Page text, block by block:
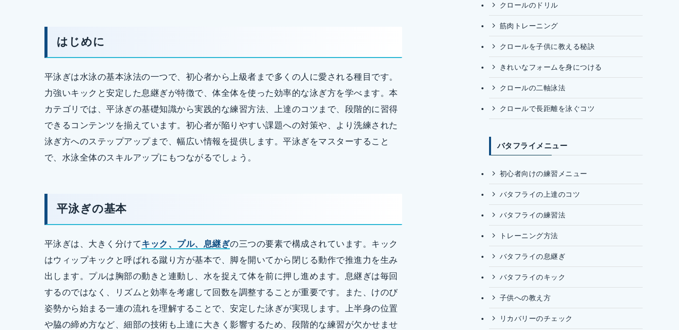
はじめに
平泳ぎは水泳の基本泳法の一つで、初心者から上級者まで多くの人に愛される種目です。
力強いキックと安定した息継ぎが特徴で、体全体を使った効率的な泳ぎ方を学べます。本
カテゴリでは、平泳ぎの基礎知識から実践的な練習方法、上達のコツまで、段階的に習得
できるコンテンツを揃えています。初心者が陥りやすい課題への対策や、より洗練された
泳ぎ方へのステップアップまで、幅広い情報を提供します。平泳ぎをマスターすること
で、水泳全体のスキルアップにもつながるでしょう。
平泳ぎの基本
平泳ぎは、大きく分けてキック、プル、息継ぎの三つの要素で構成されています。キック
はウィップキックと呼ばれる蹴り方が基本で、脚を開いてから閉じる動作で推進力を生み
出します。プルは胸部の動きと連動し、水を捉えて体を前に押し進めます。息継ぎは毎回
するのではなく、リズムと効率を考慮して回数を調整することが重要です。また、けのび
姿勢から始まる一連の流れを理解することで、安定した泳ぎが実現します。上半身の位置
や脇の締め方など、細部の技術も上達に大きく影響するため、段階的な練習が欠かせませ
クロールのドリル
筋肉トレーニング
クロールを子供に教える秘訣
きれいなフォームを身につける
クロールの二軸泳法
クロールで長距離を泳ぐコツ
バタフライメニュー
初心者向けの練習メニュー
バタフライの上達のコツ
バタフライの練習法
トレーニング方法
バタフライの息継ぎ
バタフライのキック
子供への教え方
リカバリーのチェック